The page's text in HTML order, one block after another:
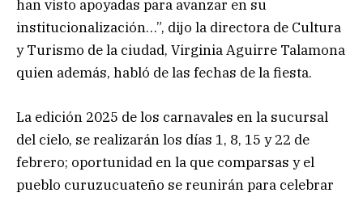
han visto apoyadas para avanzar en su
institucionalización…”, dijo la directora de Cultura
y Turismo de la ciudad, Virginia Aguirre Talamona
quien además, habló de las fechas de la fiesta.
La edición 2025 de los carnavales en la sucursal
del cielo, se realizarán los días 1, 8, 15 y 22 de
febrero; oportunidad en la que comparsas y el
pueblo curuzucuateño se reunirán para celebrar